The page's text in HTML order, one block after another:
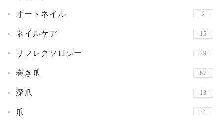
オートネイル 2
ネイルケア 15
リフレクソロジー 29
巻き爪 67
深爪 13
爪 31